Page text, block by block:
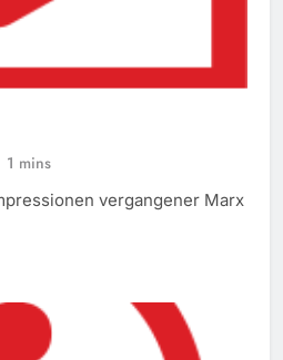
1 mins
vergangener Marx